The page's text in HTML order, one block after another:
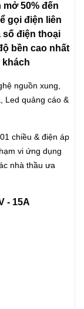
50% đến
gọi điện liên
số điện thoại
bền cao nhất
khách
nguồn xung,
Led quảng cáo &
chiều & điện áp
vi ứng dụng
nhà thầu ưa
- 15A